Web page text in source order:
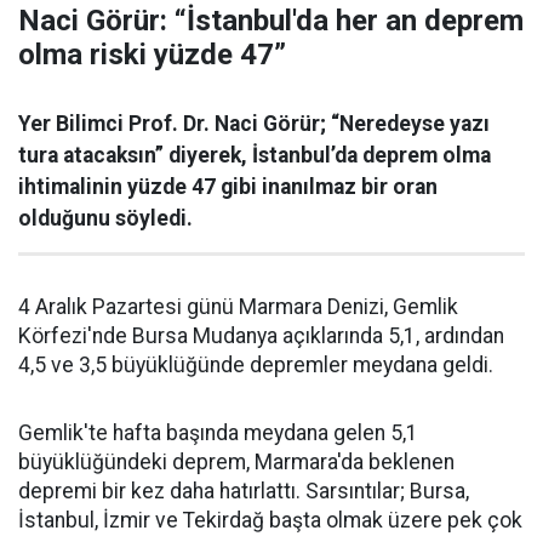
Naci Görür: “İstanbul'da her an deprem
olma riski yüzde 47”
Yer Bilimci Prof. Dr. Naci Görür; “Neredeyse yazı
tura atacaksın” diyerek, İstanbul’da deprem olma
ihtimalinin yüzde 47 gibi inanılmaz bir oran
olduğunu söyledi.
4 Aralık Pazartesi günü Marmara Denizi, Gemlik
Körfezi'nde Bursa Mudanya açıklarında 5,1, ardından
4,5 ve 3,5 büyüklüğünde depremler meydana geldi.
Gemlik'te hafta başında meydana gelen 5,1
büyüklüğündeki deprem, Marmara'da beklenen
depremi bir kez daha hatırlattı. Sarsıntılar; Bursa,
İstanbul, İzmir ve Tekirdağ başta olmak üzere pek çok